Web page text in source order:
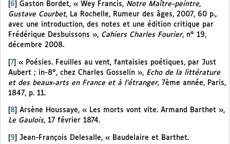
6 Gaston Bordet, « Wey Francis, Notre Maître-peintre,
Gustave Courbet, La Rochelle, Rumeur des âges, 2007, 60 p.,
avec une introduction, des notes et une édition critique par
Frédérique Desbuissons », Cahiers Charles Fourier, n° 19,
décembre 2008.
[7] « Poésies. Feuilles au vent, fantaisies poétiques, par Just
Aubert ; in-8°, chez Charles Gosselin », Echo de la littérature
et des beaux-arts en France et à l’étranger, 7ème année, Paris,
1847, p. 11.
8
Arsène Houssaye, « Les morts vont vite. Armand Barthet »,
Le Gaulois, 17 février 1874.
9
Jean-François Delesalle, « Baudelaire et Barthet.